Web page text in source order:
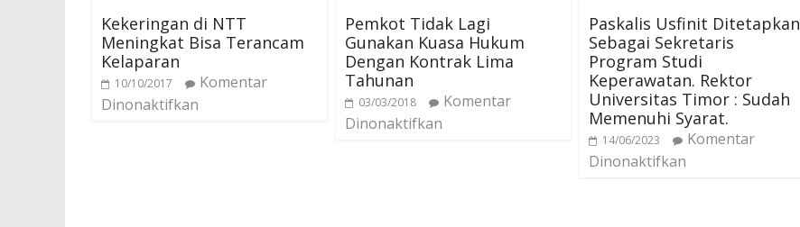
Kekeringan di NTT
Meningkat Bisa Terancam
Kelaparan
10/10/2017
Komentar
Dinonaktifkan
Pemkot Tidak Lagi
Gunakan Kuasa Hukum
Dengan Kontrak Lima
Tahunan
03/03/2018
Komentar
Dinonaktifkan
Paskalis Usfinit Ditetapkan
Sebagai Sekretaris
Program Studi
Keperawatan. Rektor
Universitas Timor : Sudah
Memenuhi Syarat.
14/06/2023
Komentar
Dinonaktifkan